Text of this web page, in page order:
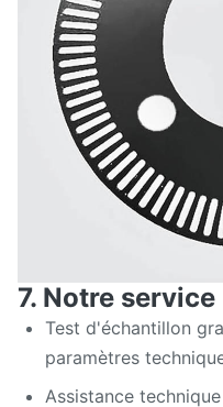
7. Notre service
Test d'échantillon
paramètres
Assistance